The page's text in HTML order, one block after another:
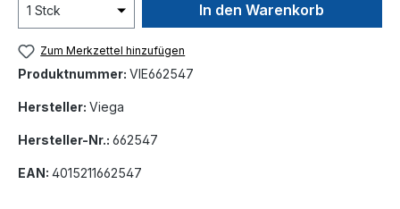
In den Warenkorb
Zum Merkzettel hinzufügen
Produktnummer: VIE662547
Hersteller: Viega
Hersteller-Nr.: 662547
EAN: 4015211662547